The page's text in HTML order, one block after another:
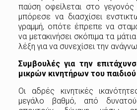
παύση οφείλεται στο
μπόρεσε να διασχίσει
γραμμή, οπότε έπρεπε να
να μετακινήσει σκόπιμα τα
λέξη για να συνεχίσει την
Συμβουλές για την
μικρών κινητήρων του
Οι αδρές κινητικές
μεγάλο βαθμό, από